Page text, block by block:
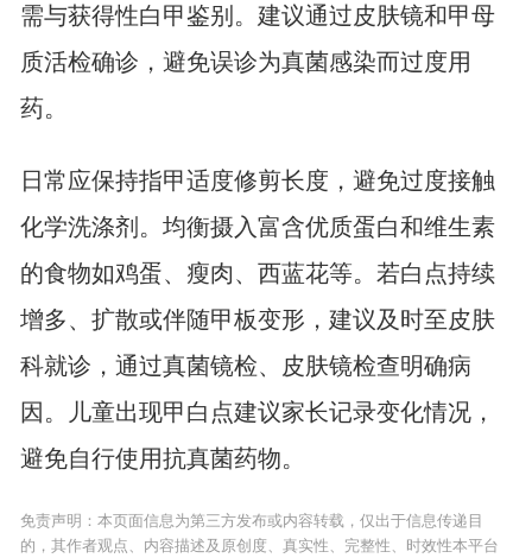
需与获得性白甲鉴别。建议通过皮肤镜和甲母
质活检确诊，避免误诊为真菌感染而过度用
药。
日常应保持指甲适度修剪长度，避免过度接触
化学洗涤剂。均衡摄入富含优质蛋白和维生素
的食物如鸡蛋、瘦肉、西蓝花等。若白点持续
增多、扩散或伴随甲板变形，建议及时至皮肤
科就诊，通过真菌镜检、皮肤镜检查明确病
因。儿童出现甲白点建议家长记录变化情况，
避免自行使用抗真菌药物。
免责声明：本页面信息为第三方发布或内容转载，仅出于信息传递目
的，其作者观点、内容描述及原创度、真实性、完整性、时效性本平台